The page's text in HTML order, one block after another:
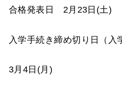
合格発表日 2月23日(土)
入学手続き締め切り日（入
3月4日(月)